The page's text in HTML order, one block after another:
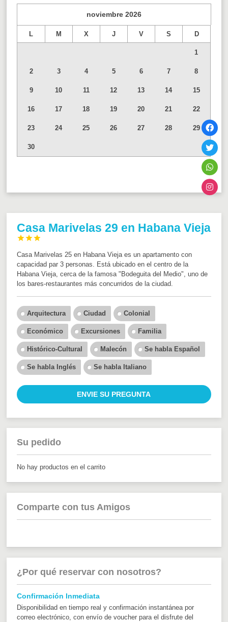
noviembre 2026
L M X J V S D
1
2 3 4 5 6 7 8
9 10 11 12 13 14 15
16 17 18 19 20 21 22
23 24 25 26 27 28 29
30
Casa Marivelas 29 en Habana Vieja



Casa Marivelas 25 en Habana Vieja es un apartamento con
capacidad par 3 personas. Está ubicado en el centro de la
Habana Vieja, cerca de la famosa "Bodeguita del Medio", uno de
los bares-restaurantes más concurridos de la ciudad.
Arquitectura Ciudad Colonial
Económico Excursiones Familia
Histórico-Cultural Malecón Se habla Español
Se habla Inglés Se habla Italiano
ENVIE SU PREGUNTA
Su pedido
No hay productos en el carrito
Comparte con tus Amigos
¿Por qué reservar con nosotros?
Confirmación Inmediata
Disponibilidad en tiempo real y confirmación instantánea por
correo electrónico, con envío de voucher para el disfrute del